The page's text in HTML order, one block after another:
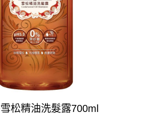
松精油洗髮露700ml